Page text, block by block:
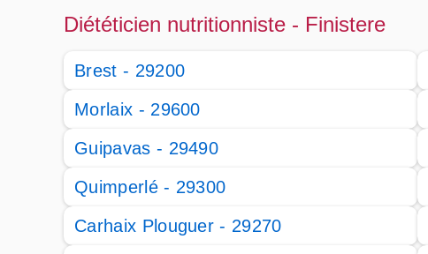
Diététicien nutritionniste - Finistere
Brest - 29200
Morlaix - 29600
Guipavas - 29490
Quimperlé - 29300
Carhaix Plouguer - 29270